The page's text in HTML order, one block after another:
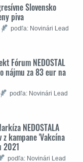
Slovensko
piva
podľa: Novinári Lead
Fórum NEDOSTAL
nájmu za 83 eur na
podľa: Novinári Lead
NEDOSTALA
kampane 'Vakcína
2021
podľa: Novinári Lead